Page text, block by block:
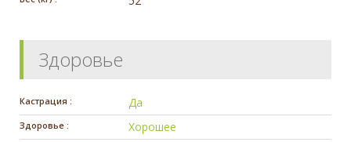
Здоровье
Кастрация : Да
Здоровье : Хорошее